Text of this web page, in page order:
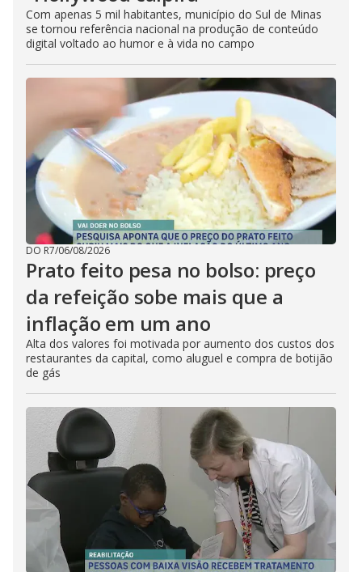
Com apenas 5 mil habitantes, município do Sul de Minas
se tornou referência nacional na produção de conteúdo
digital voltado ao humor e à vida no campo
DO R7/06/08/2026
Prato feito pesa no bolso: preço
da refeição sobe mais que a
inflação em um ano
Alta dos valores foi motivada por aumento dos custos dos
restaurantes da capital, como aluguel e compra de botijão
de gás